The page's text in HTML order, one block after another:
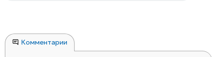
Комментарии